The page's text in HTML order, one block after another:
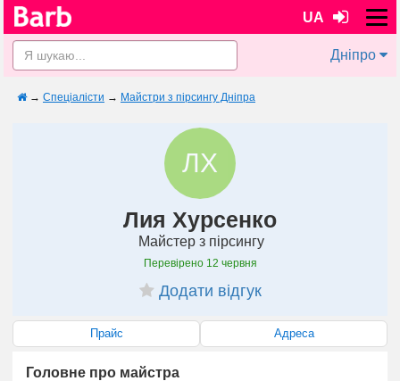
UA
Дніпро
→ Спеціалісти → Майстри з пірсингу Дніпра
ЛХ
Лия Хурсенко
Майстер з пірсингу
Перевірено 12 червня
Додати відгук
Прайс Адреса
Головне про майстра